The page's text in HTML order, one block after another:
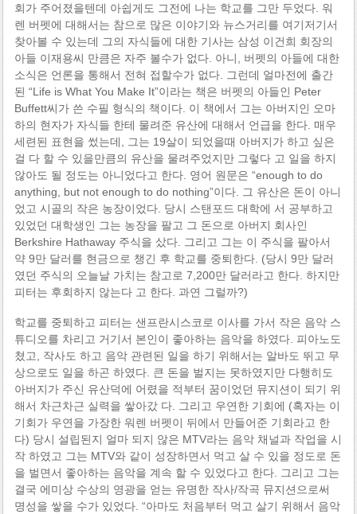
회가 주어졌을텐데 아쉽게도 그전에 나는 학교를 그만 두었다. 워
렌 버펫에 대해서는 참으로 많은 이야기와 뉴스거리를 여기저기서
찾아볼 수 있는데 그의 자식들에 대한 기사는 삼성 이건희 회장의
아들 이재용씨 만큼은 자주 볼수가 없다. 아니, 버펫의 아들에 대한
소식은 언론을 통해서 전혀 접할수가 없다. 그런데 얼마전에 출간
된 “Life is What You Make It”이라는 책은 버펫의 아들인 Peter
Buffett씨가 쓴 수필 형식의 책이다. 이 책에서 그는 아버지인 오마
하의 현자가 자식들 한테 물려준 유산에 대해서 언급을 한다. 매우
세련된 표현을 썼는데, 그는 19살이 되었을때 아버지가 하고 싶은
걸 다 할 수 있을만큼의 유산을 물려주었지만 그렇다 고 일을 하지
않아도 될 정도는 아니었다고 한다. 영어 원문은 “enough to do
anything, but not enough to do nothing”이다. 그 유산은 돈이 아니
었고 시골의 작은 농장이었다. 당시 스탠포드 대학에 서 공부하고
있었던 대학생인 그는 농장을 팔고 그 돈으로 아버지 회사인
Berkshire Hathaway 주식을 샀다. 그리고 그는 이 주식을 팔아서
약 9만 달러를 현금으로 챙긴 후 학교를 중퇴한다. (당시 9만 달러
였던 주식의 오늘날 가치는 참고로 7,200만 달러라고 한다. 하지만
피터는 후회하지 않는다 고 한다. 과연 그럴까?)
학교를 중퇴하고 피터는 샌프란시스코로 이사를 가서 작은 음악 스
튜디오를 차리고 거기서 본인이 좋아하는 음악을 하였다. 피아노도
쳤고, 작사도 하고 음악 관련된 일을 하기 위해서는 알바도 뛰고 무
상으로도 일을 하곤 하였다. 큰 돈을 벌지는 못하였지만 다행히도
아버지가 주신 유산덕에 어렸을 적부터 꿈이었던 뮤지션이 되기 위
해서 차근차근 실력을 쌓아갔 다. 그리고 우연한 기회에 (혹자는 이
기회가 우연을 가장한 워렌 버펫이 뒤에서 만들어준 기회라고 한
다) 당시 설립된지 얼마 되지 않은 MTV라는 음악 채널과 작업을 시
작 하였고 그는 MTV와 같이 성장하면서 먹고 살 수 있을 정도로 돈
을 벌면서 좋아하는 음악을 계속 할 수 있었다고 한다. 그리고 그는
결국 에미상 수상의 영광을 얻는 유명한 작사/작곡 뮤지션으로써
명성을 쌓을 수가 있었다. “아마도 처음부터 먹고 살기 위해서 음악